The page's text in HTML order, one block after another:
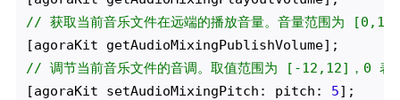
// 获取当前音乐文件在远端的播放音量。音量范围为
// 调节当前音乐文件的音调。取值范围为 [-12,12]，0 表
[agoraKit setAudioMixingPitch: pitch: 5